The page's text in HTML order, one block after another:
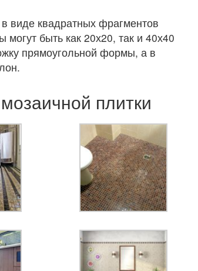
виде квадратных фрагментов
быть как 20х20, так и 40х40
прямоугольной формы, а в
плитки